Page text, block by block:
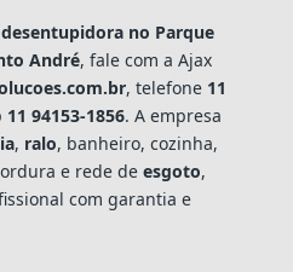
desentupidora no Parque
André, fale com a Ajax
, telefone 11
11 94153-1856. A empresa
, ralo, banheiro, cozinha,
e rede de esgoto,
com garantia e